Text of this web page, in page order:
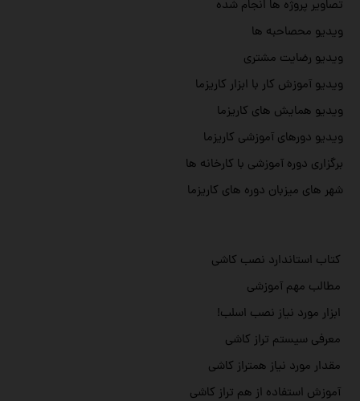
تصاویر پروژه ها انجام شده
ویدیو محصاحبه ها
ویدیو رضایت مشتری
ویدیو آموزش کار با ابزار کاریزما
ویدیو همایش های کاریزما
ویدیو دورهای آموزشی کاریزما
برگزاری دوره آموزشی با کارخانه ها
شهر های میزبان دوره های کاریزما
کتاب استاندارد نصب کاشی
مطالب مهم آموزشی
ابزار مورد نیاز نصب اسلب!
معرفی سیستم تراز کاشی
مقدار مورد نیاز همتراز کاشی
آموزش استفاده از هم تراز کاشی